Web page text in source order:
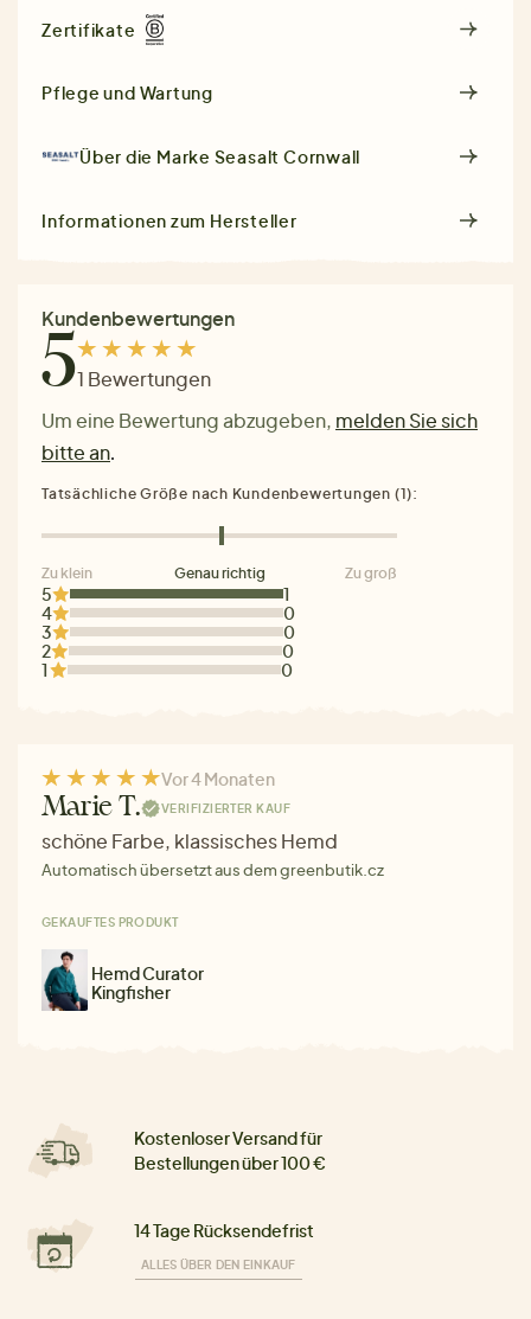
Zertifikate
Pflege und Wartung
Über die Marke Seasalt Cornwall
Informationen zum Hersteller
Kundenbewertungen
51 Bewertungen
Um eine Bewertung abzugeben, melden Sie sich
bitte an.
5
1
4
0
3
0
2
0
1
0
Tatsächliche Größe nach Kundenbewertungen (1):
Zu klein Genau richtig Zu groß
Vor 4 Monaten
Marie T. VERIFIZIERTER KAUF
schöne Farbe, klassisches Hemd
Automatisch übersetzt aus dem greenbutik.cz
GEKAUFTES PRODUKT
Hemd Curator
Kingfisher
Kostenloser Versand für
Bestellungen über 100 €
14 Tage Rücksendefrist
ALLES ÜBER DEN EINKAUF